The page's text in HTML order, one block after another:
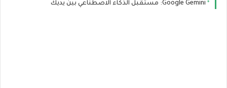
Google Gemini: مستقبل الذكاء الاصطناعي بين يديك